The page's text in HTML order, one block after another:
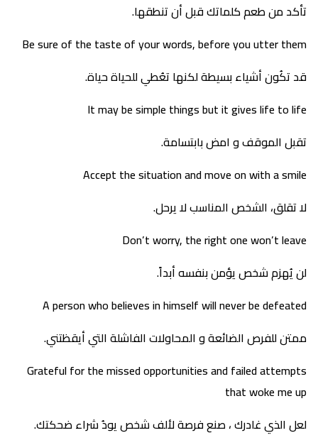
تأكد من طعم كلماتك قبل أن تنطقها.
Be sure of the taste of your words, before you utter them
قد تكُون أشياء بسيطة لكنها تعُطي للحياة حياة.
It may be simple things but it gives life to life
تقبل الموقف و امض بابتسامة.
Accept the situation and move on with a smile
لا تقلق، الشخص المناسب لا يرحل.
Don’t worry, the right one won’t leave
لن يُهزم شخص يؤمن بنفسه أبداً.
A person who believes in himself will never be defeated
ممتن للفرص الضائعة و المحاولات الفاشلة التي أيقظتني.
Grateful for the missed opportunities and failed attempts
that woke me up
لعل الذي غادرك ، صنع فرصة لألف شخص يودُ شراء ضحكتك.